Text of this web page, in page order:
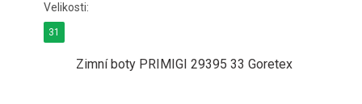
Zimní boty PRIMIGI 29395 33 Goretex
31